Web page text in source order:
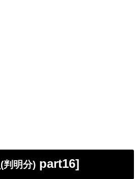
(判明分) part16]